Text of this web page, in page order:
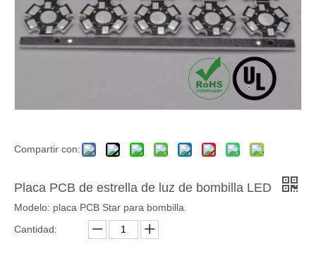
Compartir con:
Placa PCB de estrella de luz de bombilla LED
Modelo: placa PCB Star para bombilla.
Cantidad: